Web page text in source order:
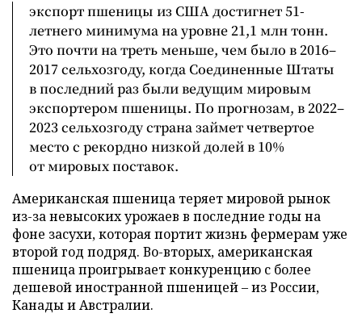
экспорт пшеницы из США достигнет 51-
летнего минимума на уровне 21,1 млн тонн.
Это почти на треть меньше, чем было в 2016–
2017 сельхозгоду, когда Соединенные Штаты
в последний раз были ведущим мировым
экспортером пшеницы. По прогнозам, в 2022–
2023 сельхозгоду страна займет четвертое
место с рекордно низкой долей в 10%
от мировых поставок.
Американская пшеница теряет мировой рынок
из-за невысоких урожаев в последние годы на
фоне засухи, которая портит жизнь фермерам уже
второй год подряд. Во-вторых, американская
пшеница проигрывает конкуренцию с более
дешевой иностранной пшеницей – из России,
Канады и Австралии.